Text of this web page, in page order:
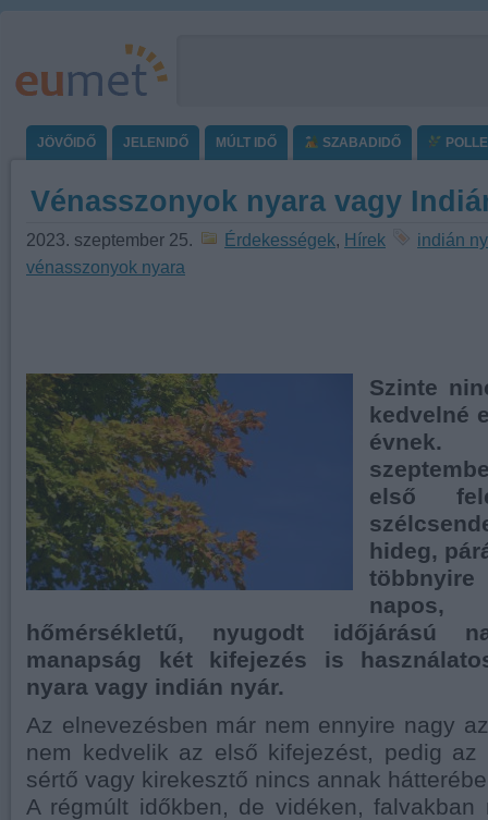
JÖVŐIDŐ JELENIDŐ MÚLT IDŐ SZABADIDŐ
Vénasszonyok nyara vagy
2023. szeptember 25. Érdekességek, Hírek
indián
vénasszonyok nyara
Szinte
kedvelné
évnek.
első
hideg,
hőmérsékletű, nyugodt időjárású
manapság két kifejezés is
nyara vagy indián nyár.
Az elnevezésben már nem ennyire nagy
nem kedvelik az első kifejezést, pedig az
sértő vagy kirekesztő nincs annak
A régmúlt időkben, de vidéken, falvakban